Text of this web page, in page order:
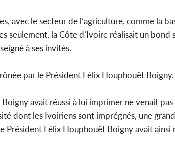
avec le secteur de l’agriculture, comme la
seulement, la Côte d’Ivoire réalisait un bond
à ses invités.
par le Président Félix Houphouët Boigny.
avait réussi à lui imprimer ne venait
dont les Ivoiriens sont imprégnés, une
Félix Houphouët Boigny avait ainsi